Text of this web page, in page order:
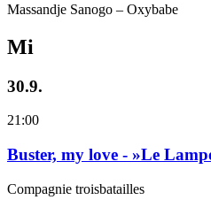
Massandje Sanogo – Oxybabe
Mi
30.9.
21:00
Buster, my love - »Le
Compagnie troisbatailles